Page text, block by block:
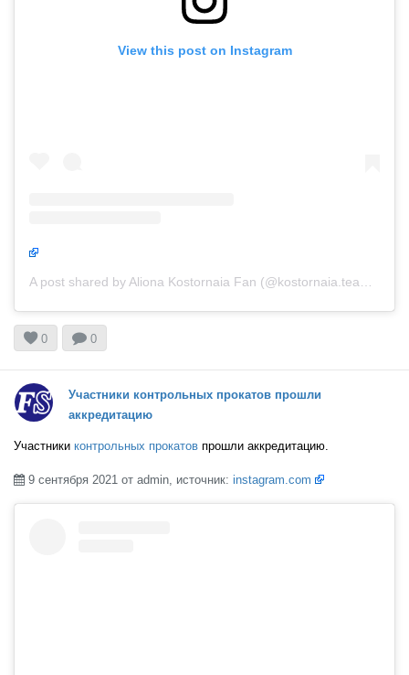
View this post on Instagram
A post shared by Aliona Kostornaia Fan (@kostornaia.team)
0  0
Участники контрольных прокатов прошли
аккредитацию
Участники контрольных прокатов прошли аккредитацию.
 9 сентября 2021 от admin, источник: instagram.com